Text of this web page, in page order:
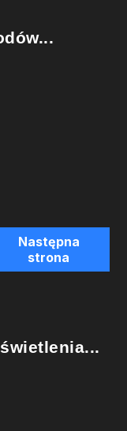
Następna
strona